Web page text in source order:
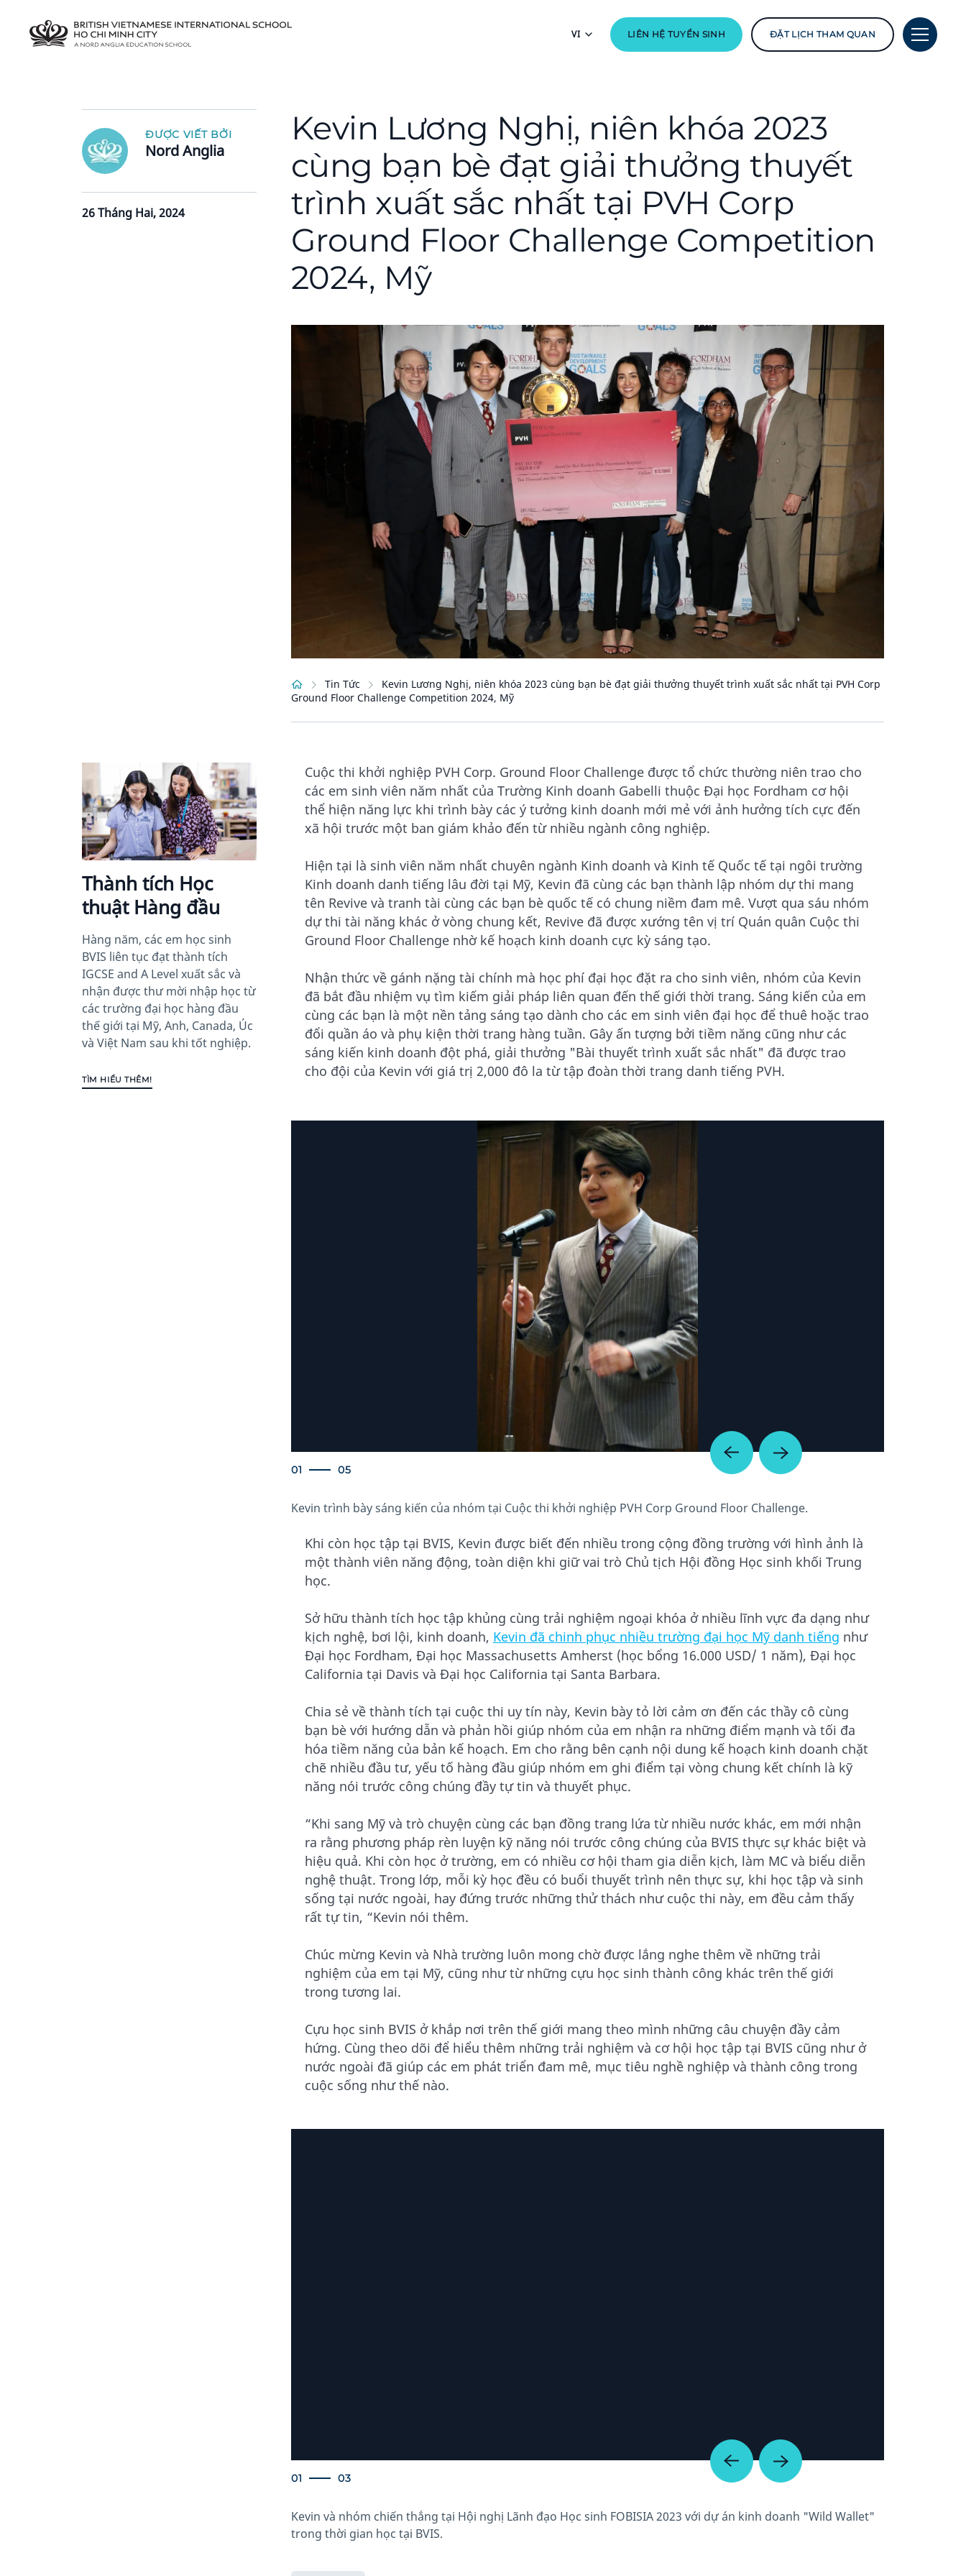
VI LIÊN HỆ TUYỂN SINH ĐẶT LỊCH THAM QUAN
ĐƯỢC VIẾT BỞI
Nord Anglia
26 Tháng Hai, 2024
Kevin Lương Nghị, niên khóa 2023
cùng bạn bè đạt giải thưởng thuyết
trình xuất sắc nhất tại PVH Corp
Ground Floor Challenge Competition
2024, Mỹ
Tin Tức
Kevin Lương Nghị, niên khóa 2023 cùng bạn bè đạt giải thưởng thuyết trình xuất sắc nhất tại PVH Corp
Ground Floor Challenge Competition 2024, Mỹ
Thành tích Học
thuật Hàng đầu
Hàng năm, các em học sinh
BVIS liên tục đạt thành tích
IGCSE and A Level xuất sắc và
nhận được thư mời nhập học từ
các trường đại học hàng đầu
thế giới tại Mỹ, Anh, Canada, Úc
và Việt Nam sau khi tốt nghiệp.
TÌM HIỂU THÊM!
Cuộc thi khởi nghiệp PVH Corp. Ground Floor Challenge được tổ chức thường niên trao cho
các em sinh viên năm nhất của Trường Kinh doanh Gabelli thuộc Đại học Fordham cơ hội
thể hiện năng lực khi trình bày các ý tưởng kinh doanh mới mẻ với ảnh hưởng tích cực đến
xã hội trước một ban giám khảo đến từ nhiều ngành công nghiệp.
Hiện tại là sinh viên năm nhất chuyên ngành Kinh doanh và Kinh tế Quốc tế tại ngôi trường
Kinh doanh danh tiếng lâu đời tại Mỹ, Kevin đã cùng các bạn thành lập nhóm dự thi mang
tên Revive và tranh tài cùng các bạn bè quốc tế có chung niềm đam mê. Vượt qua sáu nhóm
dự thi tài năng khác ở vòng chung kết, Revive đã được xướng tên vị trí Quán quân Cuộc thi
Ground Floor Challenge nhờ kế hoạch kinh doanh cực kỳ sáng tạo.
Nhận thức về gánh nặng tài chính mà học phí đại học đặt ra cho sinh viên, nhóm của Kevin
đã bắt đầu nhiệm vụ tìm kiếm giải pháp liên quan đến thế giới thời trang. Sáng kiến của em
cùng các bạn là một nền tảng sáng tạo dành cho các em sinh viên đại học để thuê hoặc trao
đổi quần áo và phụ kiện thời trang hàng tuần. Gây ấn tượng bởi tiềm năng cũng như các
sáng kiến kinh doanh đột phá, giải thưởng "Bài thuyết trình xuất sắc nhất" đã được trao
cho đội của Kevin với giá trị 2,000 đô la từ tập đoàn thời trang danh tiếng PVH.
Kevin trình bày sáng kiến của nhóm tại Cuộc thi khởi nghiệp PVH Corp Ground Floor Challenge.
01 05
Khi còn học tập tại BVIS, Kevin được biết đến nhiều trong cộng đồng trường với hình ảnh là
một thành viên năng động, toàn diện khi giữ vai trò Chủ tịch Hội đồng Học sinh khối Trung
học.
Sở hữu thành tích học tập khủng cùng trải nghiệm ngoại khóa ở nhiều lĩnh vực đa dạng như
kịch nghệ, bơi lội, kinh doanh, Kevin đã chinh phục nhiều trường đại học Mỹ danh tiếng như
Đại học Fordham, Đại học Massachusetts Amherst (học bổng 16.000 USD/ 1 năm), Đại học
California tại Davis và Đại học California tại Santa Barbara.
Chia sẻ về thành tích tại cuộc thi uy tín này, Kevin bày tỏ lời cảm ơn đến các thầy cô cùng
bạn bè với hướng dẫn và phản hồi giúp nhóm của em nhận ra những điểm mạnh và tối đa
hóa tiềm năng của bản kế hoạch. Em cho rằng bên cạnh nội dung kế hoạch kinh doanh chặt
chẽ nhiều đầu tư, yếu tố hàng đầu giúp nhóm em ghi điểm tại vòng chung kết chính là kỹ
năng nói trước công chúng đầy tự tin và thuyết phục.
“Khi sang Mỹ và trò chuyện cùng các bạn đồng trang lứa từ nhiều nước khác, em mới nhận
ra rằng phương pháp rèn luyện kỹ năng nói trước công chúng của BVIS thực sự khác biệt và
hiệu quả. Khi còn học ở trường, em có nhiều cơ hội tham gia diễn kịch, làm MC và biểu diễn
nghệ thuật. Trong lớp, mỗi kỳ học đều có buổi thuyết trình nên thực sự, khi học tập và sinh
sống tại nước ngoài, hay đứng trước những thử thách như cuộc thi này, em đều cảm thấy
rất tự tin, “Kevin nói thêm.
Chúc mừng Kevin và Nhà trường luôn mong chờ được lắng nghe thêm về những trải
nghiệm của em tại Mỹ, cũng như từ những cựu học sinh thành công khác trên thế giới
trong tương lai.
Cựu học sinh BVIS ở khắp nơi trên thế giới mang theo mình những câu chuyện đầy cảm
hứng. Cùng theo dõi để hiểu thêm những trải nghiệm và cơ hội học tập tại BVIS cũng như ở
nước ngoài đã giúp các em phát triển đam mê, mục tiêu nghề nghiệp và thành công trong
cuộc sống như thế nào.
Kevin và nhóm chiến thắng tại Hội nghị Lãnh đạo Học sinh FOBISIA 2023 với dự án kinh doanh "Wild Wallet"
trong thời gian học tại BVIS.
01 03